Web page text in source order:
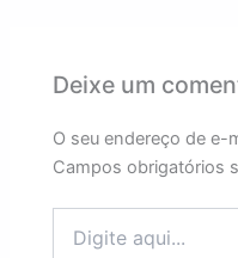
Deixe um
O seu endereço de e-
Campos obrigatórios
aqui...